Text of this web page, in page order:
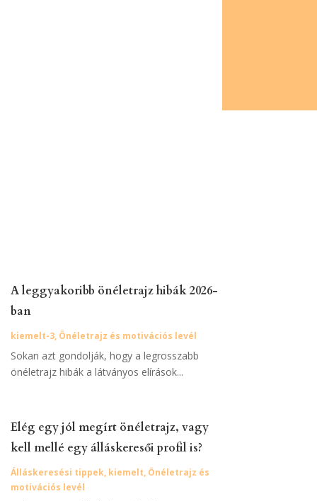
A leggyakoribb önéletrajz hibák 2026-
ban
kiemelt-3, Önéletrajz és motivációs levél
Sokan azt gondolják, hogy a legrosszabb
önéletrajz hibák a látványos elírások...
Elég egy jól megírt önéletrajz, vagy
kell mellé egy álláskeresői profil is?
Álláskeresési tippek, kiemelt, Önéletrajz és
motivációs levél